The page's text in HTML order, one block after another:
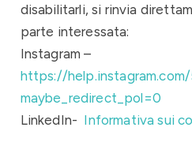
disabilitarli, si rinvia
parte interessata:
Instagram –
https://
maybe_redirect_pol=0
LinkedIn- Informativa sui